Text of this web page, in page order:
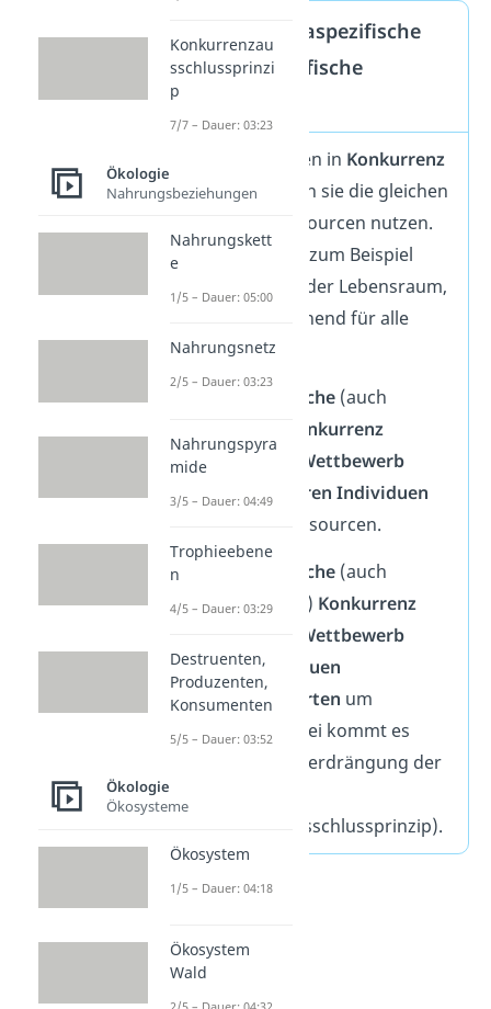
Definition intraspezifische
und interspezifische
Konkurrenz
Lebewesen stehen in Konkurrenz
zueinander, wenn sie die gleichen
begrenzten Ressourcen nutzen.
Ressourcen sind zum Beispiel
Nahrung, Licht oder Lebensraum,
die nicht ausreichend für alle
verfügbar sind.
intraspezifische (auch
Konkurrenz
bezeichnet den
Wettbewerb
zwischenmehreren Individuen
um Ressourcen.
Die
interspezifische (auch
zwischenartliche) Konkurrenz
Wettbewerb
zwischenIndividuen
verschiedener Arten um
Ressourcen. Dabei kommt es
häufig zu einer Verdrängung der
schwächeren Art
(=Konkurrenzausschlussprinzip).
Konkurrenzau
sschlussprinzi
p
7/7 – Dauer: 03:23
Ökologie
Nahrungsbeziehungen
Nahrungskett
e
1/5 – Dauer: 05:00
Nahrungsnetz
2/5 – Dauer: 03:23
Nahrungspyra
mide
3/5 – Dauer: 04:49
Trophieebene
n
4/5 – Dauer: 03:29
Destruenten,
Produzenten,
Konsumenten
5/5 – Dauer: 03:52
Ökologie
Ökosysteme
Ökosystem
1/5 – Dauer: 04:18
Ökosystem
Wald